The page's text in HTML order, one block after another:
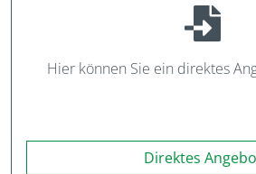
Hier können Sie ein direktes
Direktes